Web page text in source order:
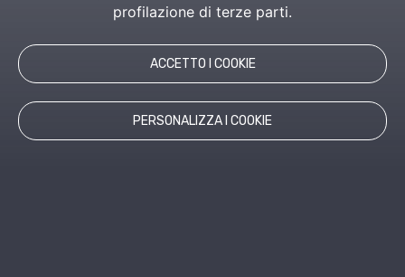
profilazione di terze parti.
ACCETTO I COOKIE
PERSONALIZZA I COOKIE